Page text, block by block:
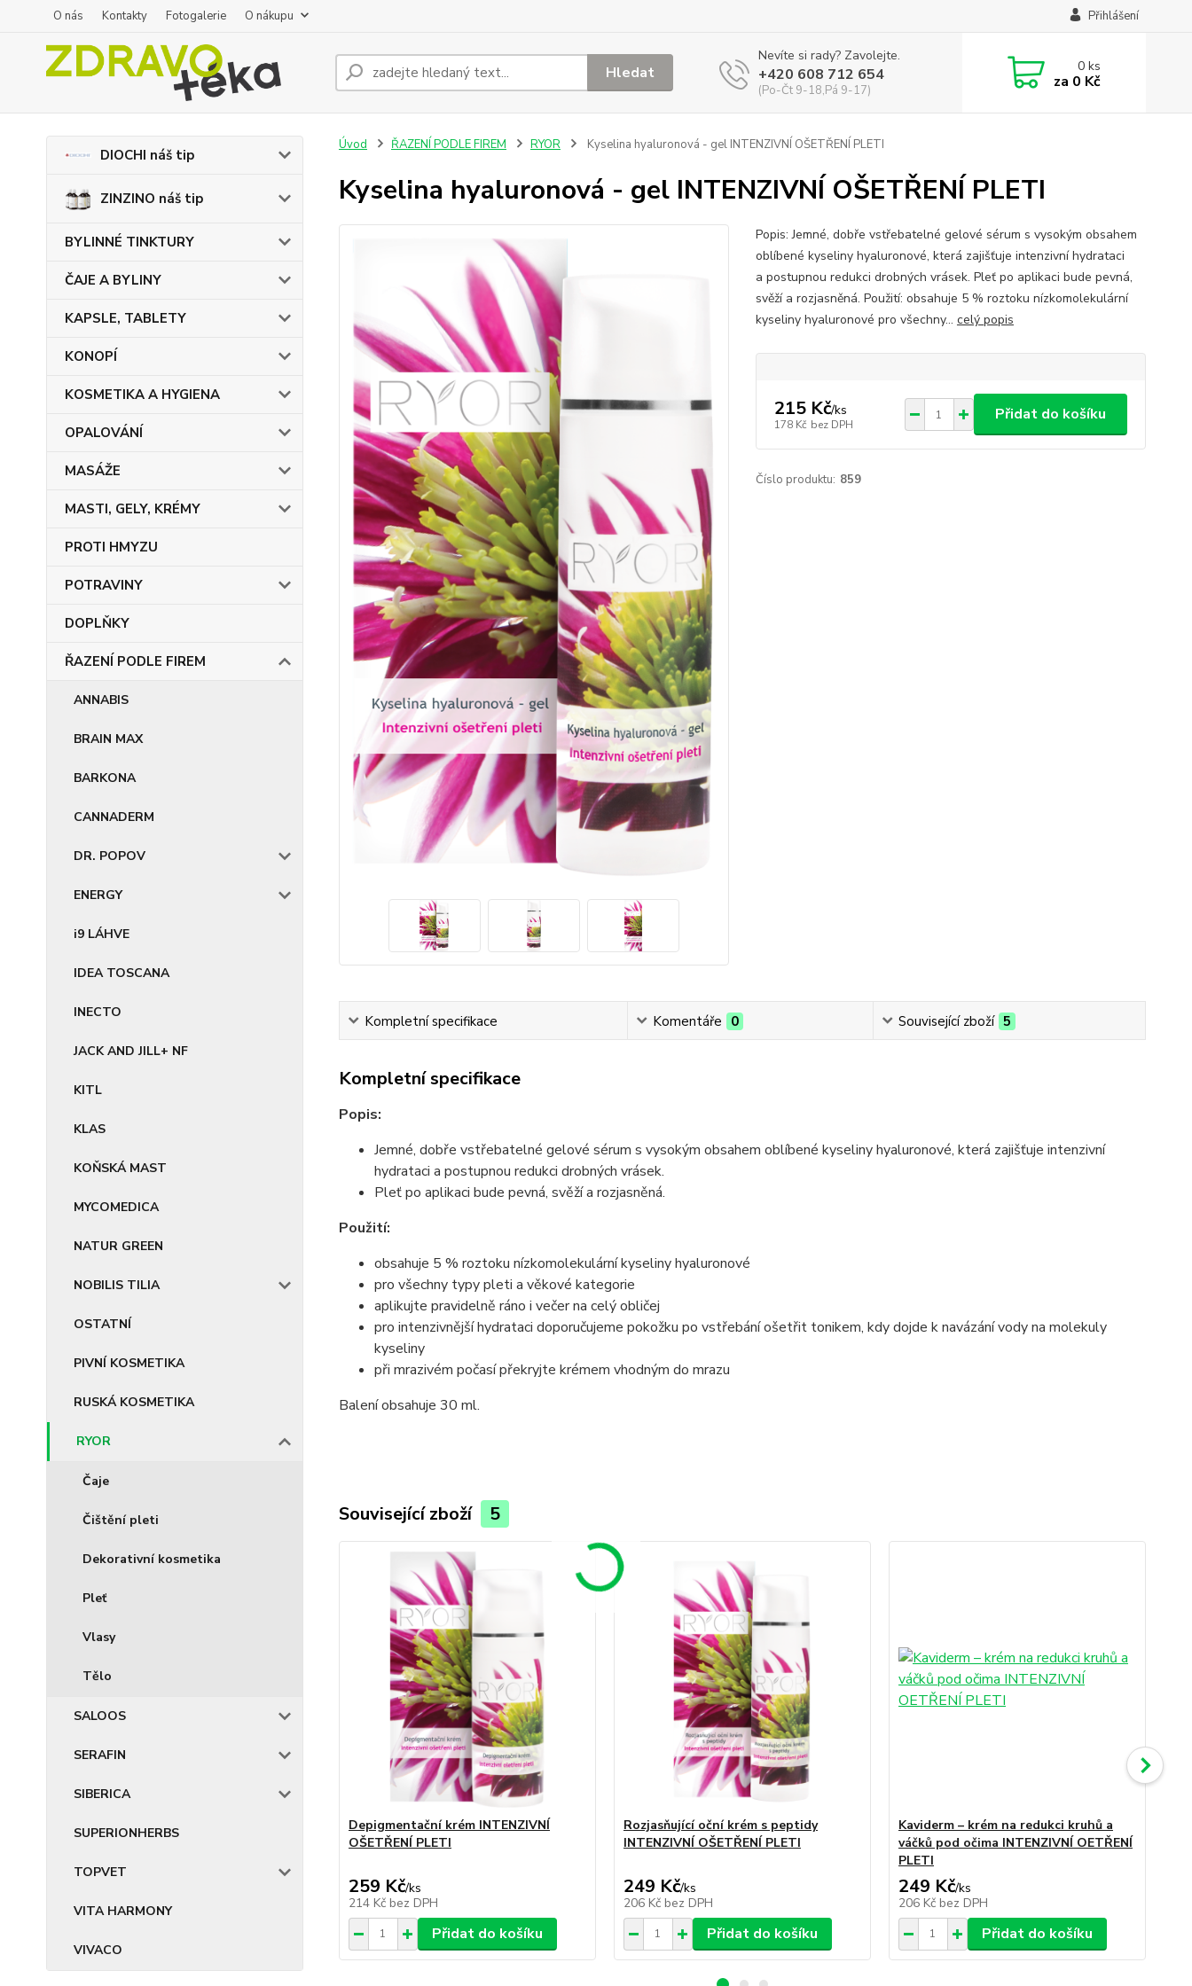
O nás Kontakty Fotogalerie O nákupu Přihlášení
Hledat
Nevíte si rady? Zavolejte.
+420 608 712 654
(Po-Čt 9-18,Pá 9-17)
0ks
za 0 Kč
DIOCHI náš tip
ZINZINO náš tip
BYLINNÉ TINKTURY
ČAJE A BYLINY
KAPSLE, TABLETY
KONOPÍ
KOSMETIKA A HYGIENA
OPALOVÁNÍ
MASÁŽE
MASTI, GELY, KRÉMY
PROTI HMYZU
POTRAVINY
DOPLŇKY
ŘAZENÍ PODLE FIREM
ANNABIS
BRAIN MAX
BARKONA
CANNADERM
DR. POPOV
ENERGY
i9 LÁHVE
IDEA TOSCANA
INECTO
JACK AND JILL+ NF
KITL
KLAS
KOŇSKÁ MAST
MYCOMEDICA
NATUR GREEN
NOBILIS TILIA
OSTATNÍ
PIVNÍ KOSMETIKA
RUSKÁ KOSMETIKA
RYOR
Čaje
Čištění pleti
Dekorativní kosmetika
Pleť
Vlasy
Tělo
SALOOS
SERAFIN
SIBERICA
SUPERIONHERBS
TOPVET
VITA HARMONY
VIVACO
Úvod ŘAZENÍ PODLE FIREM RYOR Kyselina hyaluronová - gel INTENZIVNÍ OŠETŘENÍ PLETI
Kyselina hyaluronová - gel INTENZIVNÍ OŠETŘENÍ PLETI
Popis: Jemné, dobře vstřebatelné gelové sérum s vysokým obsahem
oblíbené kyseliny hyaluronové, která zajišťuje intenzivní hydrataci
a postupnou redukci drobných vrásek. Pleť po aplikaci bude pevná,
svěží a rozjasněná. Použití: obsahuje 5 % roztoku nízkomolekulární
kyseliny hyaluronové pro všechny... celý popis
215 Kč/ks
178 Kč bez DPH
Přidat do košíku
Číslo produktu: 859
Kompletní specifikace Komentáře 0 Související zboží 5
Kompletní specifikace
Popis:
Jemné, dobře vstřebatelné gelové sérum s vysokým obsahem oblíbené kyseliny hyaluronové, která zajišťuje intenzivní
hydrataci a postupnou redukci drobných vrásek.
Pleť po aplikaci bude pevná, svěží a rozjasněná.
Použití:
obsahuje 5 % roztoku nízkomolekulární kyseliny hyaluronové
pro všechny typy pleti a věkové kategorie
aplikujte pravidelně ráno i večer na celý obličej
pro intenzivnější hydrataci doporučujeme pokožku po vstřebání ošetřit tonikem, kdy dojde k navázání vody na molekuly
kyseliny
při mrazivém počasí překryjte krémem vhodným do mrazu
Balení obsahuje 30 ml.
Související zboží 5
Depigmentační krém INTENZIVNÍ
OŠETŘENÍ PLETI
259 Kč/ks
214 Kč bez DPH
Přidat do košíku
Rozjasňující oční krém s peptidy
INTENZIVNÍ OŠETŘENÍ PLETI
249 Kč/ks
206 Kč bez DPH
Přidat do košíku
Kaviderm – krém na redukci kruhů a
váčků pod očima INTENZIVNÍ OETŘENÍ
PLETI
249 Kč/ks
206 Kč bez DPH
Přidat do košíku